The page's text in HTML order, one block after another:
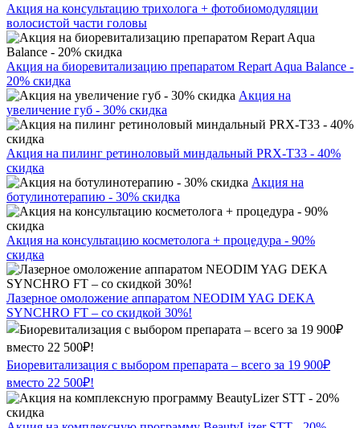
Акция на консультацию трихолога + фотобиомодуляции
волосистой части головы
Акция на биоревитализацию препаратом Repart Aqua Balance -
20% скидка
Акция на
увеличение губ - 30% скидка
Акция на пилинг ретиноловый миндальный PRX-T33 - 40%
скидка
Акция на
ботулинотерапию - 30% скидка
Акция на консультацию косметолога + процедура - 90%
скидка
Лазерное омоложение аппаратом NEODIM YAG DEKA
SYNCHRO FT – со скидкой 30%!
Биоревитализация с выбором препарата – всего за 19 900₽
вместо 22 500₽!